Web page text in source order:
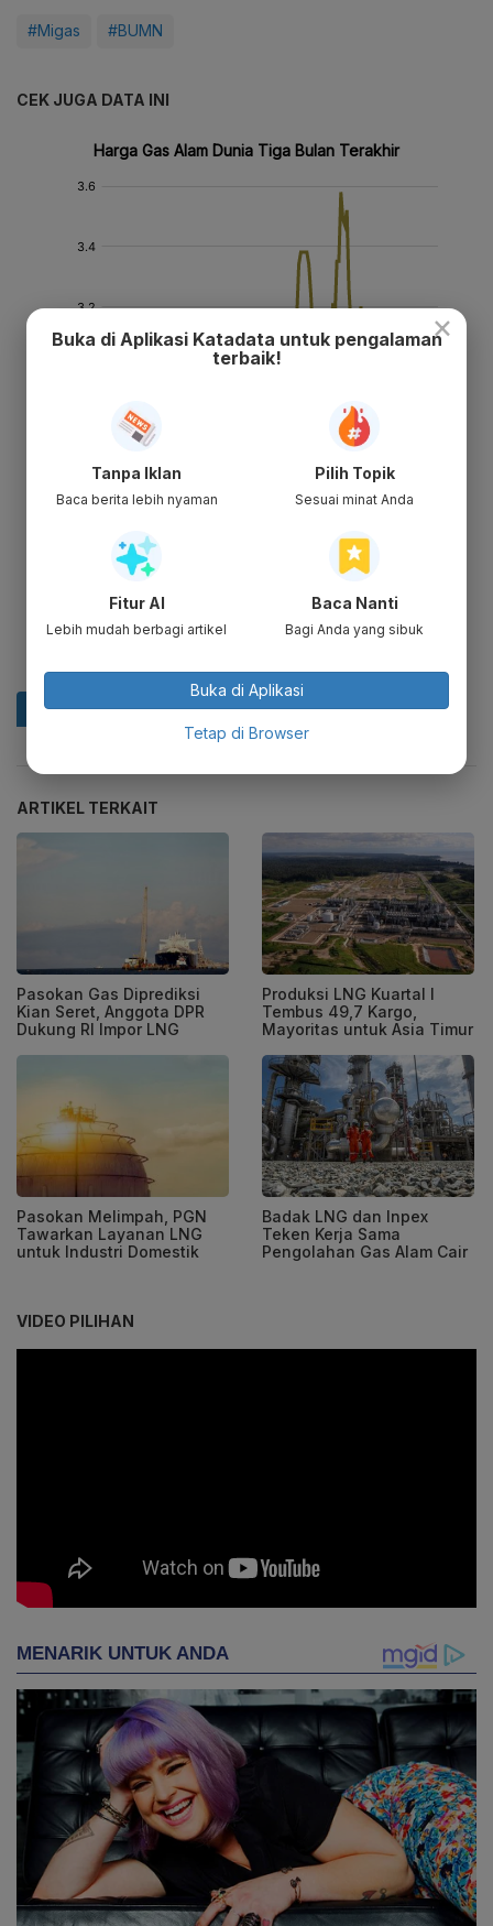
#Migas #BUMN
CEK JUGA DATA INI
ARTIKEL TERKAIT
Pasokan Gas Diprediksi
Kian Seret, Anggota DPR
Dukung RI Impor LNG
Produksi LNG Kuartal I
Tembus 49,7 Kargo,
Mayoritas untuk Asia Timur
Pasokan Melimpah, PGN
Tawarkan Layanan LNG
untuk Industri Domestik
Badak LNG dan Inpex
Teken Kerja Sama
Pengolahan Gas Alam Cair
VIDEO PILIHAN
×
Buka di Aplikasi Katadata untuk pengalaman
terbaik!
Tanpa Iklan
Baca berita lebih nyaman
Pilih Topik
Sesuai minat Anda
Fitur AI
Lebih mudah berbagi artikel
Baca Nanti
Bagi Anda yang sibuk
Buka di Aplikasi
Tetap di Browser